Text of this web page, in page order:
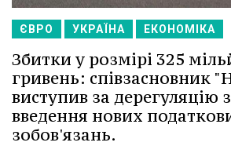
ЄВРО УКРАЇНА ЕКОНОМІКА
Збитки у розмірі 325
гривень: співзасновник
виступив за дерегуляцію
введення нових
зобов'язань.